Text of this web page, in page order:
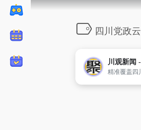
四川党政云